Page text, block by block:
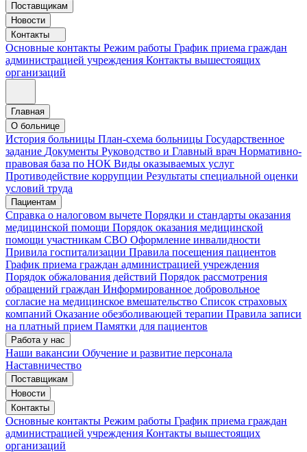
Поставщикам
Новости
Контакты
Основные контакты Режим работы График приема граждан
администрацией учреждения Контакты вышестоящих
организаций
Главная
О больнице
История больницы План-схема больницы Государственное
задание Документы Руководство и Главный врач Нормативно-
правовая база по НОК Виды оказываемых услуг
Противодействие коррупции Результаты специальной оценки
условий труда
Пациентам
Справка о налоговом вычете Порядки и стандарты оказания
медицинской помощи Порядок оказания медицинской
помощи участникам СВО Оформление инвалидности
Привила госпитализации Правила посещения пациентов
График приема граждан администрацией учреждения
Порядок обжалования действий Порядок рассмотрения
обращений граждан Информированное добровольное
согласие на медицинское вмешательство Список страховых
компаний Оказание обезболивающей терапии Правила записи
на платный прием Памятки для пациентов
Работа у нас
Наши вакансии Обучение и развитие персонала
Наставничество
Поставщикам
Новости
Контакты
Основные контакты Режим работы График приема граждан
администрацией учреждения Контакты вышестоящих
организаций